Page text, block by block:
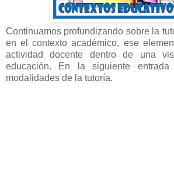
Continuamos profundizando sobre la
en el contexto académico, ese
actividad docente dentro de una
educación. En la siguiente
modalidades de la tutoría.